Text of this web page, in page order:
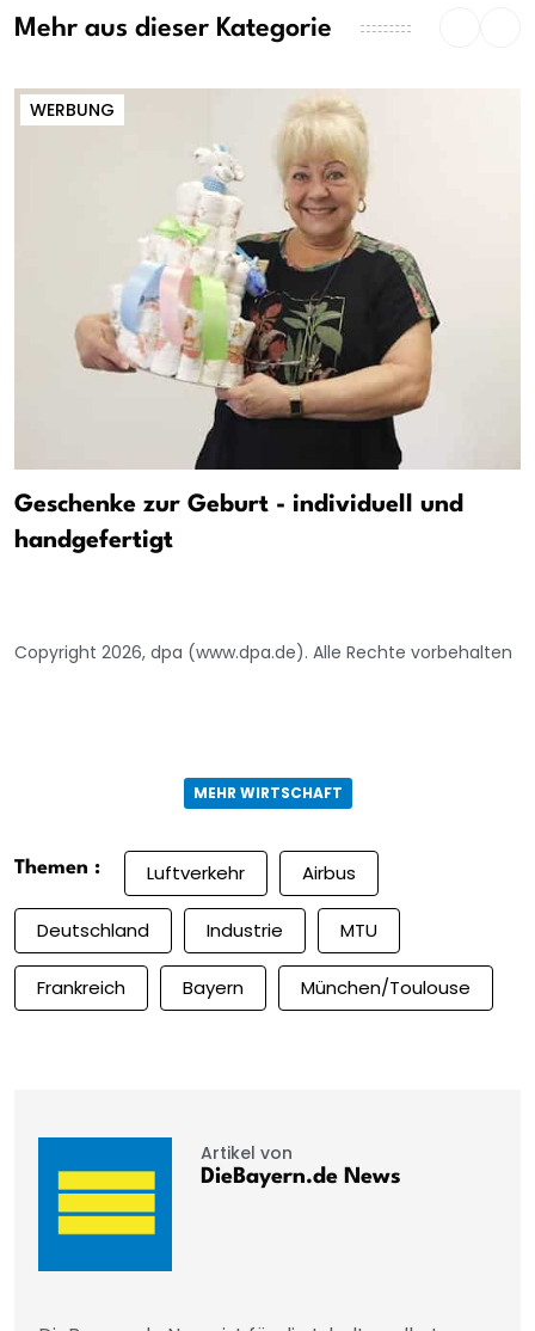
Mehr aus dieser Kategorie
WERBUNG
Geschenke zur Geburt - individuell und
handgefertigt
Copyright 2026, dpa (www.dpa.de). Alle Rechte vorbehalten
MEHR WIRTSCHAFT
Themen : Luftverkehr Airbus
Deutschland Industrie MTU
Frankreich Bayern München/Toulouse
Artikel von
DieBayern.de News